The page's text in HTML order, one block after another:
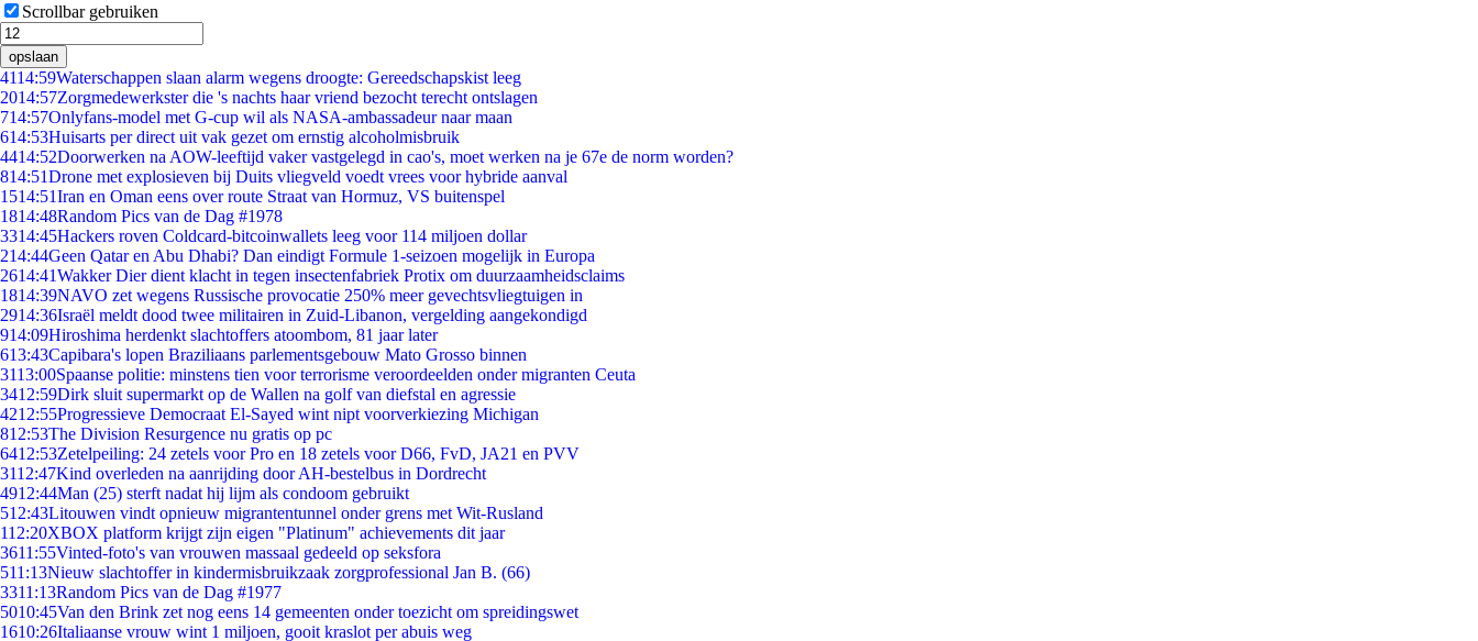
Scrollbar gebruiken
opslaan
4114:59Waterschappen slaan alarm wegens droogte: Gereedschapskist leeg
2014:57Zorgmedewerkster die 's nachts haar vriend bezocht terecht ontslagen
714:57Onlyfans-model met G-cup wil als NASA-ambassadeur naar maan
614:53Huisarts per direct uit vak gezet om ernstig alcoholmisbruik
4414:52Doorwerken na AOW-leeftijd vaker vastgelegd in cao's, moet werken na je 67e de norm worden?
814:51Drone met explosieven bij Duits vliegveld voedt vrees voor hybride aanval
1514:51Iran en Oman eens over route Straat van Hormuz, VS buitenspel
1814:48Random Pics van de Dag #1978
3314:45Hackers roven Coldcard-bitcoinwallets leeg voor 114 miljoen dollar
214:44Geen Qatar en Abu Dhabi? Dan eindigt Formule 1-seizoen mogelijk in Europa
2614:41Wakker Dier dient klacht in tegen insectenfabriek Protix om duurzaamheidsclaims
1814:39NAVO zet wegens Russische provocatie 250% meer gevechtsvliegtuigen in
2914:36Israël meldt dood twee militairen in Zuid-Libanon, vergelding aangekondigd
914:09Hiroshima herdenkt slachtoffers atoombom, 81 jaar later
613:43Capibara's lopen Braziliaans parlementsgebouw Mato Grosso binnen
3113:00Spaanse politie: minstens tien voor terrorisme veroordeelden onder migranten Ceuta
3412:59Dirk sluit supermarkt op de Wallen na golf van diefstal en agressie
4212:55Progressieve Democraat El-Sayed wint nipt voorverkiezing Michigan
812:53The Division Resurgence nu gratis op pc
6412:53Zetelpeiling: 24 zetels voor Pro en 18 zetels voor D66, FvD, JA21 en PVV
3112:47Kind overleden na aanrijding door AH-bestelbus in Dordrecht
4912:44Man (25) sterft nadat hij lijm als condoom gebruikt
512:43Litouwen vindt opnieuw migrantentunnel onder grens met Wit-Rusland
112:20XBOX platform krijgt zijn eigen "Platinum" achievements dit jaar
3611:55Vinted-foto's van vrouwen massaal gedeeld op seksfora
511:13Nieuw slachtoffer in kindermisbruikzaak zorgprofessional Jan B. (66)
3311:13Random Pics van de Dag #1977
5010:45Van den Brink zet nog eens 14 gemeenten onder toezicht om spreidingswet
1610:26Italiaanse vrouw wint 1 miljoen, gooit kraslot per abuis weg